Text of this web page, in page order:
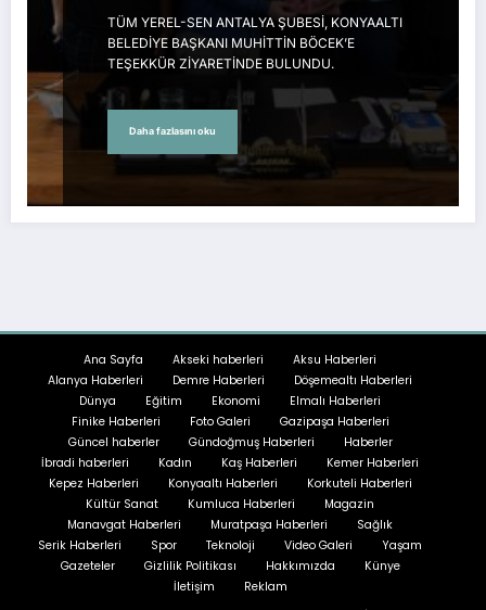
TÜM YEREL-SEN ANTALYA ŞUBESİ, KONYAALTI
BELEDİYE BAŞKANI MUHİTTİN BÖCEK’E
TEŞEKKÜR ZİYARETİNDE BULUNDU.
Daha fazlasını oku
Ana Sayfa Akseki haberleri
Aksu Haberleri
Alanya Haberleri
Demre Haberleri
Döşemealtı Haberleri
Dünya
Eğitim Ekonomi
Elmalı Haberleri
Finike Haberleri
Foto Galeri
Gazipaşa Haberleri
Güncel haberler
Gündoğmuş Haberleri
Haberler
İbradi haberleri
Kadın Kaş Haberleri
Kemer Haberleri
Kepez Haberleri
Konyaaltı Haberleri
Korkuteli Haberleri
Kültür Sanat
Kumluca Haberleri
Magazin
Manavgat Haberleri
Muratpaşa Haberleri
Sağlık
Serik Haberleri
Spor Teknoloji Video Galeri
Yaşam
Gazeteler
Gizlilik Politikası Hakkımızda
Künye
İletişim
Reklam